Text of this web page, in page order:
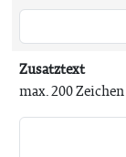
Zusatztext
max. 200 Zeichen